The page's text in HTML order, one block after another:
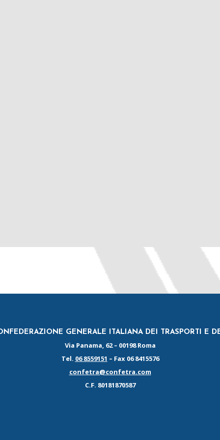
GENERALE ITALIANA DEI TRASPORTI E
Via Panama, 62 – 00198 Roma
Tel. 06 8559151 – Fax 06 8415576
confetra@confetra.com
C.F. 80181870587